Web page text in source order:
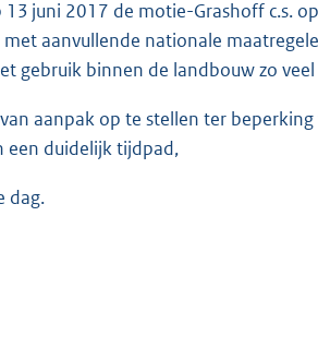
juni 2017 de motie-Grashoff c.s.
aanvullende nationale
gebruik binnen de landbouw zo
aanpak op te stellen ter
een duidelijk tijdpad,
dag.